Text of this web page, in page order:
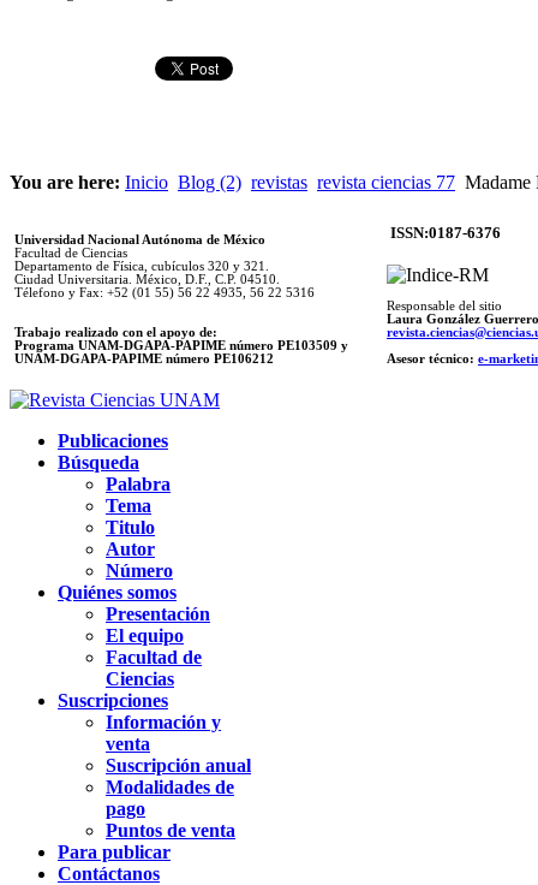
You are here: Inicio Blog (2) revistas revista ciencias 77 Ma­da­me
Universidad Nacional Autónoma de México
Facultad de Ciencias
Departamento de Física, cubículos 320 y 321.
Ciudad Universitaria. México, D.F., C.P. 04510.
Télefono y Fax: +52 (01 55) 56 22 4935, 56 22 5316
Trabajo realizado con el apoyo de:
Programa UNAM-DGAPA-PAPIME número PE103509 y
UNAM-DGAPA-PAPIME número PE106212
ISSN:0187-6376
Responsable del sitio
Laura González Guerrero
Asesor técnico: e-
Publicaciones
Búsqueda
Palabra
Tema
Titulo
Autor
Número
Quiénes somos
Presentación
El equipo
Facultad de
Ciencias
Suscripciones
Información y
venta
Suscripción anual
Modalidades de
pago
Puntos de venta
Para publicar
Contáctanos